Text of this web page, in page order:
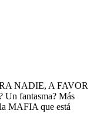
NADIE, A FAVOR
fantasma? Más
MAFIA que está